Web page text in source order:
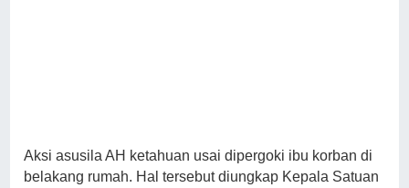
Aksi asusila AH ketahuan usai dipergoki ibu korban di
belakang rumah. Hal tersebut diungkap Kepala Satuan